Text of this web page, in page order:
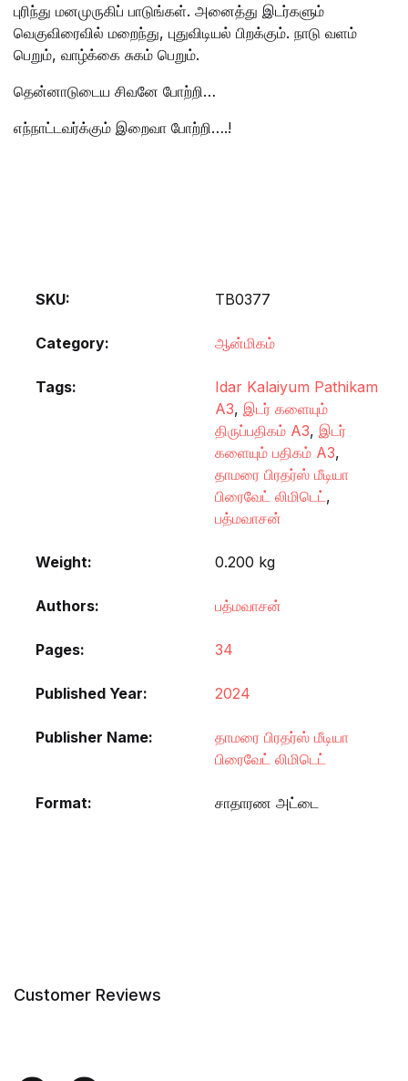
புரிந்து மனமுருகிப் பாடுங்கள். அனைத்து இடர்களும்
வெகுவிரைவில் மறைந்து, புதுவிடியல் பிறக்கும். நாடு வளம்
பெறும், வாழ்க்கை சுகம் பெறும்.
தென்னாடுடைய சிவனே போற்றி…
எந்நாட்டவர்க்கும் இறைவா போற்றி….!
SKU: TB0377
Category: ஆன்மிகம்
Tags:
Idar Kalaiyum Pathikam
A3, இடர் களையும்
திருப்பதிகம் A3, இடர்
களையும் பதிகம் A3,
தாமரை பிரதர்ஸ் மீடியா
பிரைவேட் லிமிடெட் ,
பத்மவாசன்
Weight 0.200 kg
Authors பத்மவாசன்
Pages 34
Published Year 2024
Publisher Name
தாமரை பிரதர்ஸ் மீடியா
பிரைவேட் லிமிடெட்
Format சாதாரண அட்டை
Customer Reviews